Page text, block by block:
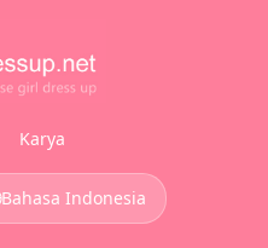
Karya
Bahasa Indonesia